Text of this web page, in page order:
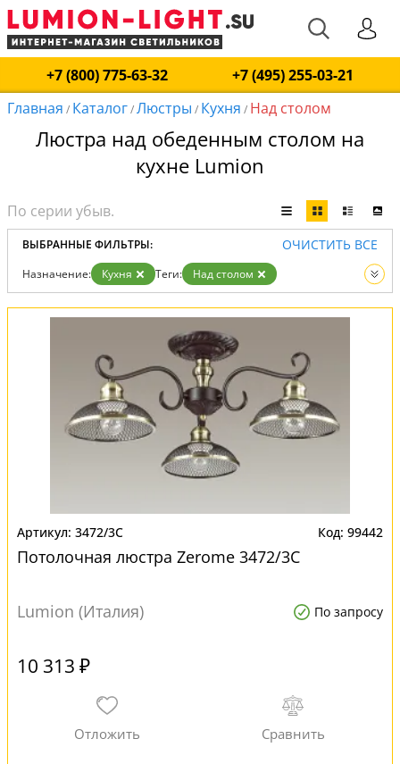
+7 (800) 775-63-32
+7 (495) 255-03-21
Главная / Каталог/Люстры / Кухня / Над столом
Люстра над обеденным столом на
кухне Lumion
ВЫБРАННЫЕ ФИЛЬТРЫ: ОЧИСТИТЬ ВСЕ
Назначение: Кухня Теги:
Над столом
Вид:
Люстры
3472/3C 99442
Потолочная люстра Zerome 3472/3C
Lumion (Италия) По запросу
10 313 ₽